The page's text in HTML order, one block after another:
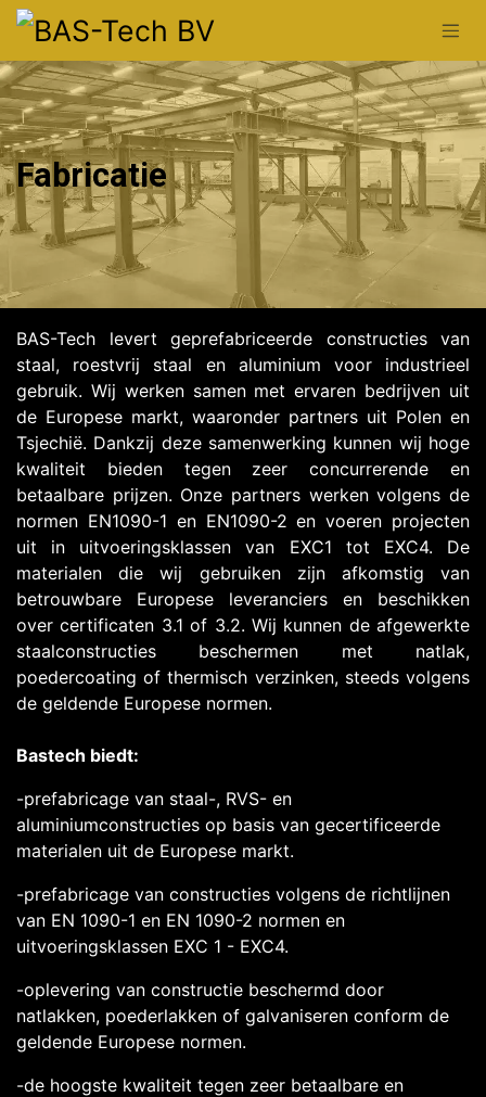
Overslaan naar inhoud
Fabricatie
​BAS-Tech levert geprefabriceerde constructies van
staal, roestvrij staal en aluminium voor industrieel
gebruik. Wij werken samen met ervaren bedrijven uit
de Europese markt, waaronder partners uit Polen en
Tsjechië. Dankzij deze samenwerking kunnen wij hoge
kwaliteit bieden tegen zeer concurrerende en
betaalbare prijzen. Onze partners werken volgens de
normen EN1090-1 en EN1090-2 en voeren projecten
uit in uitvoeringsklassen van EXC1 tot EXC4. De
materialen die wij gebruiken zijn afkomstig van
betrouwbare Europese leveranciers en beschikken
over certificaten 3.1 of 3.2. Wij kunnen de afgewerkte
staalconstructies beschermen met natlak,
poedercoating of thermisch verzinken, steeds volgens
de geldende Europese normen.
Bastech biedt:
-prefabricage van staal-, RVS- en
aluminiumconstructies op basis van gecertificeerde
materialen uit de Europese markt.
-prefabricage van constructies volgens de richtlijnen
van EN 1090-1 en EN 1090-2 normen en
uitvoeringsklassen EXC 1 - EXC4.
-oplevering van constructie beschermd door
natlakken, poederlakken of galvaniseren conform de
geldende Europese normen.
-de hoogste kwaliteit tegen zeer betaalbare en